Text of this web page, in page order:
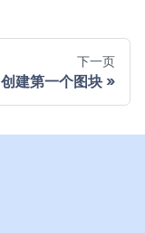
下一页
创建第一个图块